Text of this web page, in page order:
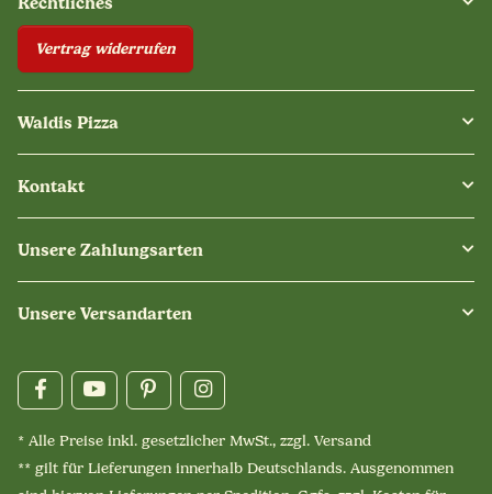
Vertrag widerrufen
Waldis Pizza
Kontakt
Unsere Zahlungsarten
Unsere Versandarten
* Alle Preise inkl. gesetzlicher MwSt., zzgl. Versand
** gilt für Lieferungen innerhalb Deutschlands. Ausgenommen